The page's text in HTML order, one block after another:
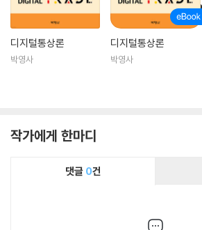
디지털통상론
박영사
디지털통상론
박영사
작가에게 한마디
댓글 0건